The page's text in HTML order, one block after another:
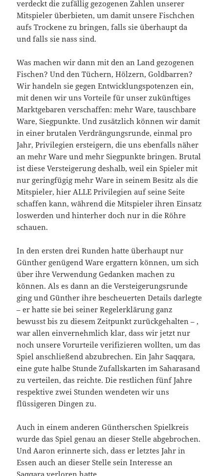
verdeckt die zufällig gezogenen Zahlen unserer
Mitspieler überbieten, um damit unsere Fischchen
aufs Trockene zu bringen, falls sie überhaupt da
und falls sie nass sind.
Was machen wir dann mit den an Land gezogenen
Fischen? Und den Tüchern, Hölzern, Goldbarren?
Wir handeln sie gegen Entwicklungspotenzen ein,
mit denen wir uns Vorteile für unser zukünftiges
Marktgebaren verschaffen: mehr Ware, tauschbare
Ware, Siegpunkte. Und zusätzlich können wir damit
in einer brutalen Verdrängungsrunde, einmal pro
Jahr, Privilegien ersteigern, die uns ebenfalls näher
an mehr Ware und mehr Siegpunkte bringen. Brutal
ist diese Versteigerung deshalb, weil ein Spieler mit
nur geringfügig mehr Ware in seinem Besitz als die
Mitspieler, hier ALLE Privilegien auf seine Seite
schaffen kann, während die Mitspieler ihren Einsatz
loswerden und hinterher doch nur in die Röhre
schauen.
In den ersten drei Runden hatte überhaupt nur
Günther genügend Ware ergattern können, um sich
über ihre Verwendung Gedanken machen zu
können. Als es dann an die Versteigerungsrunde
ging und Günther ihre bescheuerten Details darlegte
– er hatte sie bei seiner Regelerklärung ganz
bewusst bis zu diesem Zeitpunkt zurückgehalten – ,
war allen einvernehmlich klar, dass wir jetzt nur
noch unsere Vorurteile verifizieren wollten, um das
Spiel anschließend abzubrechen. Ein Jahr Saqqara,
eine gute halbe Stunde Zufallskarten im Saharasand
zu verteilen, das reichte. Die restlichen fünf Jahre
respektive zwei Stunden wendeten wir uns
flüssigeren Dingen zu.
Auch in einem anderen Güntherschen Spielkreis
wurde das Spiel genau an dieser Stelle abgebrochen.
Und Aaron erinnerte sich, dass er letztes Jahr in
Essen auch an dieser Stelle sein Interesse an